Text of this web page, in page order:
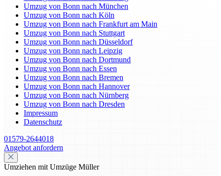
Umzug von Bonn nach München
Umzug von Bonn nach Köln
Umzug von Bonn nach Frankfurt am Main
Umzug von Bonn nach Stuttgart
Umzug von Bonn nach Düsseldorf
Umzug von Bonn nach Leipzig
Umzug von Bonn nach Dortmund
Umzug von Bonn nach Essen
Umzug von Bonn nach Bremen
Umzug von Bonn nach Hannover
Umzug von Bonn nach Nürnberg
Umzug von Bonn nach Dresden
Impressum
Datenschutz
01579-2644018
Angebot anfordern
Umziehen mit Umzüge Müller